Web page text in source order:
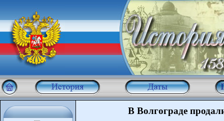
В Волгограде